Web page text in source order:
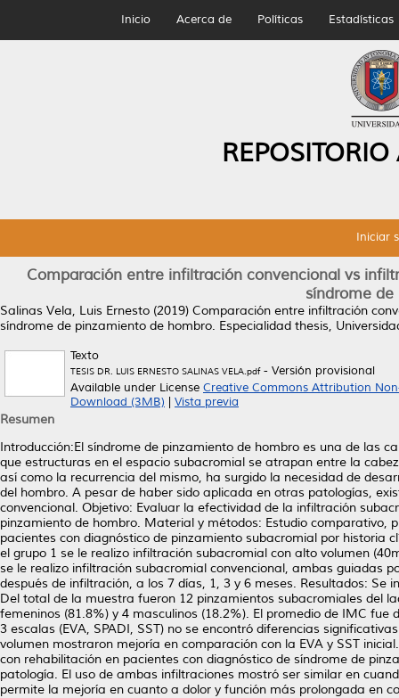
Inicio Acerca de Políticas Estadísticas
Iniciar
Comparación entre infiltración convencional vs
síndrome
Salinas Vela, Luis Ernesto (2019) Comparación entre infiltración
síndrome de pinzamiento de hombro. Especialidad thesis,
Texto
TESIS DR. LUIS ERNESTO SALINAS VELA.pdf- Versión provisional
Available under License Creative Commons Attribution
Download (3MB)
Vista previa
Resumen
Introducción:El síndrome de pinzamiento de hombro es una de las
que estructuras en el espacio subacromial se atrapan entre la
así como la recurrencia del mismo, ha surgido la necesidad de
del hombro. A pesar de haber sido aplicada en otras patologías,
convencional. Objetivo: Evaluar la efectividad de la infiltración
pinzamiento de hombro. Material y métodos: Estudio comparativo,
pacientes con diagnóstico de pinzamiento subacromial por historia
el grupo 1 se le realizo infiltración subacromial con alto volumen
se le realizo infiltración subacromial convencional, ambas guiadas
después de infiltración, a los 7 días, 1, 3 y 6 meses. Resultados:
Del total de la muestra fueron 12 pinzamientos subacromiales del
femeninos (81.8%) y 4 masculinos (18.2%). El promedio de IMC
3 escalas (EVA, SPADI, SST) no se encontró diferencias
volumen mostraron mejoría en comparación con la EVA y SST
con rehabilitación en pacientes con diagnóstico de síndrome de
patología. El uso de ambas infiltraciones mostró ser similar en
permite la mejoría en cuanto a dolor y función más prolongada en